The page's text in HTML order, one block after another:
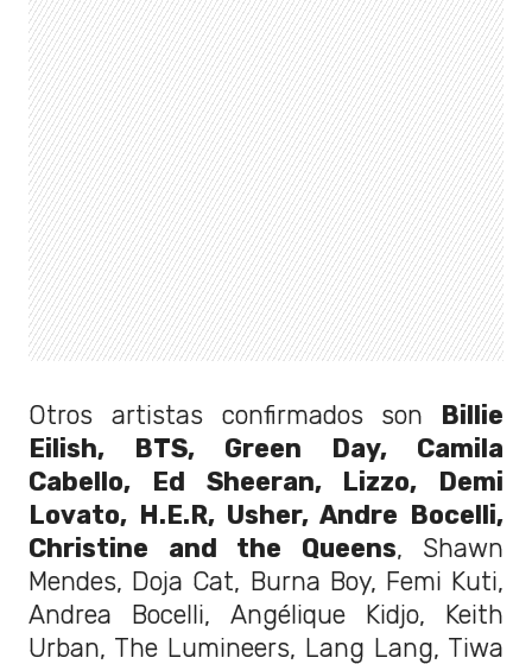
Otros artistas confirmados son Billie
Eilish, BTS, Green Day, Camila
Cabello, Ed Sheeran, Lizzo, Demi
Lovato, H.E.R, Usher, Andre Bocelli,
Christine and the Queens, Shawn
Mendes, Doja Cat, Burna Boy, Femi Kuti,
Andrea Bocelli, Angélique Kidjo, Keith
Urban, The Lumineers, Lang Lang, Tiwa